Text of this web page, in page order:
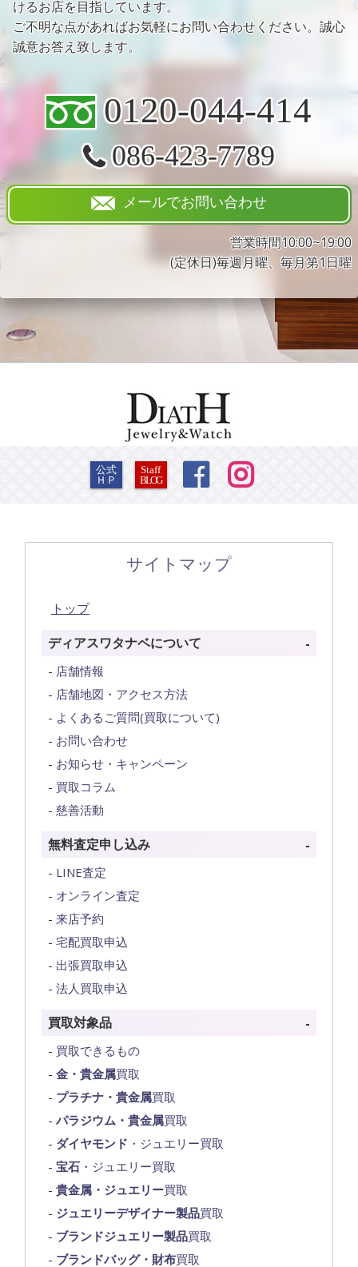
けるお店を目指しています。
ご不明な点があればお気軽にお問い合わせください。誠心
誠意お答え致します。
0120-044-414
086-423-7789
メールでお問い合わせ
営業時間10:00~19:00
(定休日)毎週月曜、毎月第1日曜
公式
ＨＰ
Staff
BLOG
 
サイトマップ
トップ
ディアスワタナベについて
店舗情報
店舗地図・アクセス方法
よくあるご質問(買取について)
お問い合わせ
お知らせ・キャンペーン
買取コラム
慈善活動
無料査定申し込み
LINE査定
オンライン査定
来店予約
宅配買取申込
出張買取申込
法人買取申込
買取対象品
買取できるもの
金・貴金属買取
プラチナ・貴金属買取
パラジウム・貴金属買取
ダイヤモンド ・ジュエリー買取
宝石 ・ジュエリー買取
貴金属・ジュエリー買取
ジュエリーデザイナー製品買取
ブランドジュエリー製品買取
ブランドバッグ・財布買取